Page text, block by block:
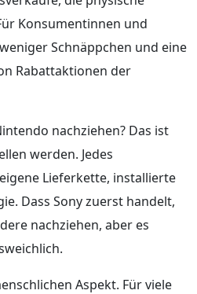
Konsumentinnen und
Schnäppchen und eine
Rabattaktionen der
nachziehen? Das ist
werden. Jedes
Lieferkette, installierte
Dass Sony zuerst handelt,
nachziehen, aber es
Aspekt. Für viele